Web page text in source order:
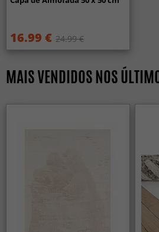
16.99 € 24.99 €
MAIS VENDIDOS NOS